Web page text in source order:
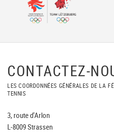
CONTACTEZ-
LES COORDONNÉES GÉNÉRALES DE LA
TENNIS
3, route d'Arlon
L-8009 Strassen